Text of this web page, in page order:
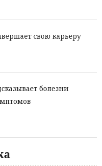
свою карьеру
болезни